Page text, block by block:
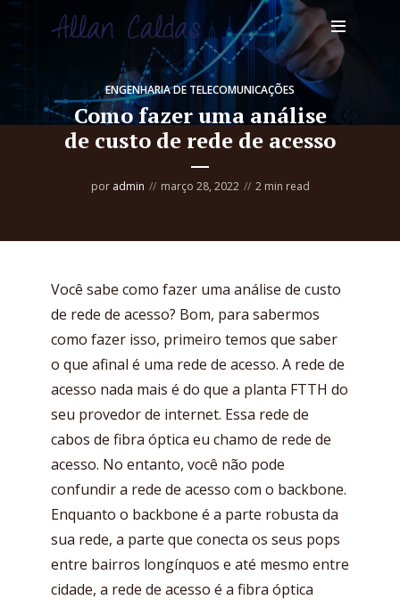
ENGENHARIA DE TELECOMUNICAÇÕES
Como fazer uma análise
de custo de rede de acesso
por admin março 28, 2022 2 min read
Você sabe como fazer uma análise de custo
de rede de acesso? Bom, para sabermos
como fazer isso, primeiro temos que saber
o que afinal é uma rede de acesso. A rede de
acesso nada mais é do que a planta FTTH do
seu provedor de internet. Essa rede de
cabos de fibra óptica eu chamo de rede de
acesso. No entanto, você não pode
confundir a rede de acesso com o backbone.
Enquanto o backbone é a parte robusta da
sua rede, a parte que conecta os seus pops
entre bairros longínquos e até mesmo entre
cidade, a rede de acesso é a fibra óptica